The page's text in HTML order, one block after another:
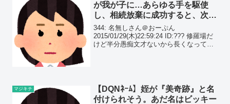
が我が子に…あらゆる手を駆使
し、相続放棄に成功すると、次に
襲ってきたのは…
344: 名無しさん＠おーぷん
2015/01/29(木)22:59:24 ID:??? 修羅場だ
けど半分愚痴文才ないから長くなってし
マジキチ
【DQNﾈｰﾑ】姪が『美奇跡』と名
付けられそう。あだ名はビッキー